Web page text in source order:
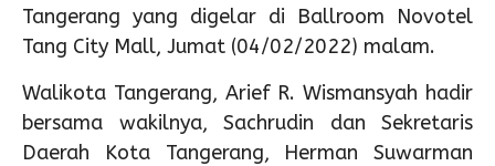
Tangerang yang digelar di Ballroom Novotel
Tang City Mall, Jumat (04/02/2022) malam.
Walikota Tangerang, Arief R. Wismansyah hadir
bersama wakilnya, Sachrudin dan Sekretaris
Daerah Kota Tangerang, Herman Suwarman